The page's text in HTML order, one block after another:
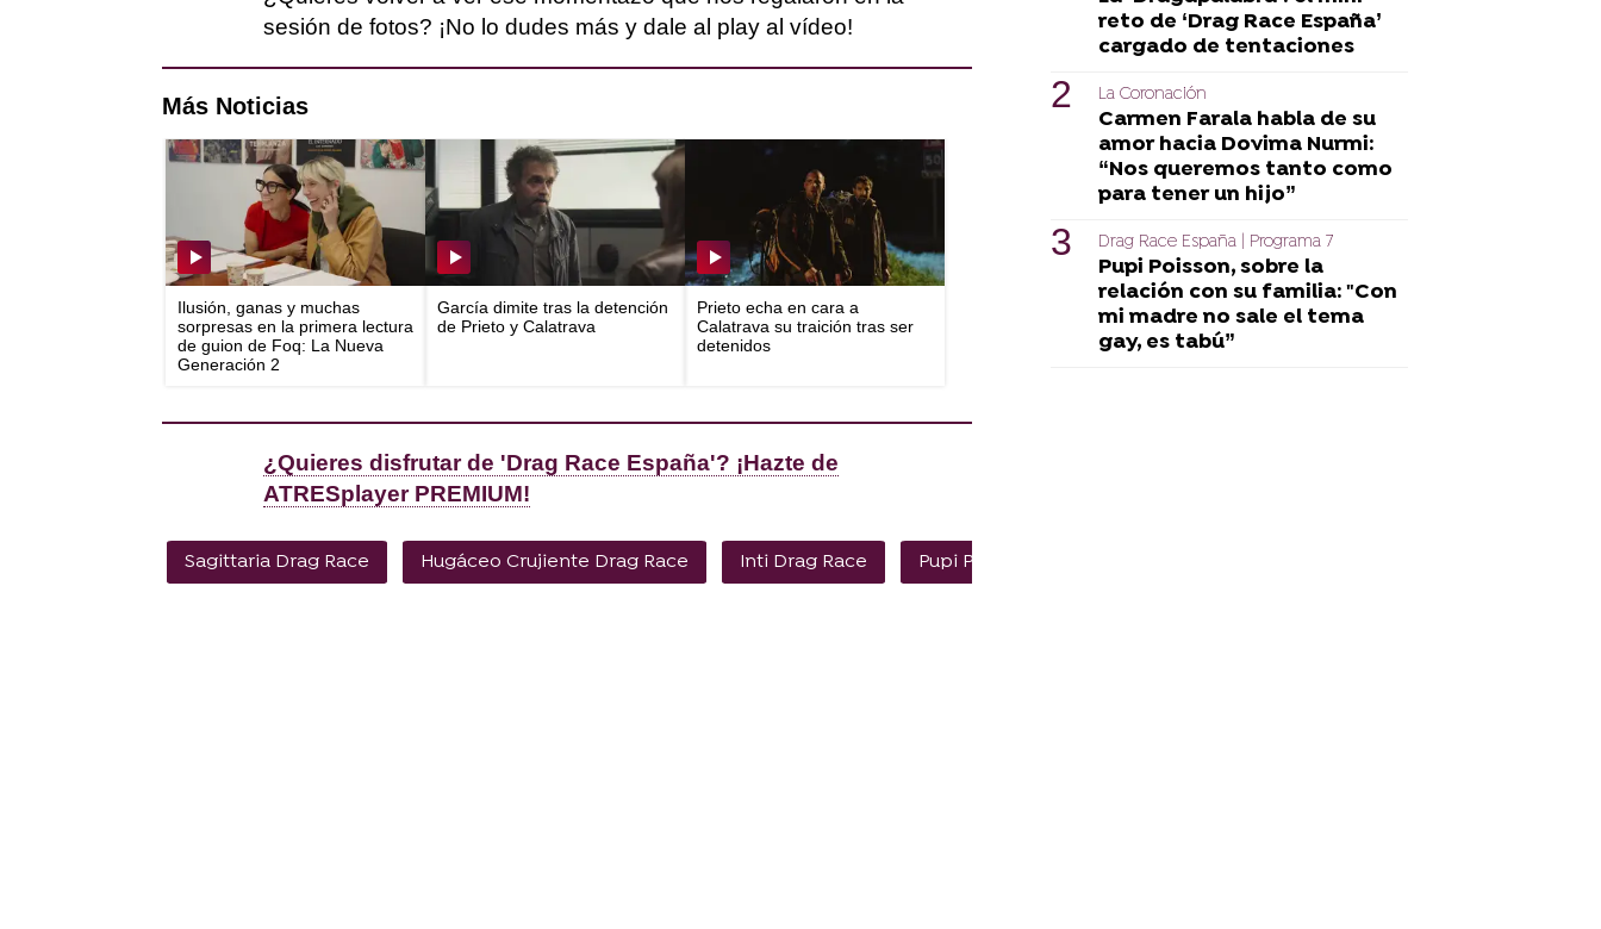
sesión de fotos? ¡No lo dudes más y dale al play al vídeo!
Más Noticias
Ilusión, ganas y muchas
sorpresas en la primera lectura
de guion de Foq: La Nueva
Generación 2
García dimite tras la detención
de Prieto y Calatrava
Prieto echa en cara a
Calatrava su traición tras ser
detenidos
¿Quieres disfrutar de 'Drag Race España'? ¡Hazte de
ATRESplayer PREMIUM!
Sagittaria Drag Race Hugáceo Crujiente Drag Race Inti Drag Race Pupi Poisson Drag Race
reto de ‘Drag Race España’
cargado de tentaciones
La Coronación
Carmen Farala habla de su
amor hacia Dovima Nurmi:
“Nos queremos tanto como
para tener un hijo”
Drag Race España | Programa 7
Pupi Poisson, sobre la
relación con su familia: "Con
mi madre no sale el tema
gay, es tabú”